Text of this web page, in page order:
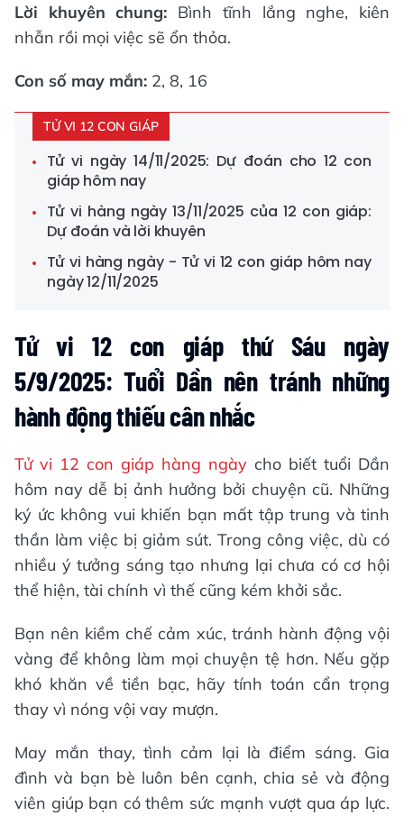
Lời khuyên chung: Bình tĩnh lắng nghe, kiên
nhẫn rồi mọi việc sẽ ổn thỏa.
Con số may mắn: 2, 8, 16
TỬ VI 12 CON GIÁP
Tử vi ngày 14/11/2025: Dự đoán cho 12 con
giáp hôm nay
Tử vi hàng ngày 13/11/2025 của 12 con giáp:
Dự đoán và lời khuyên
Tử vi hàng ngày - Tử vi 12 con giáp hôm nay
ngày 12/11/2025
Tử vi 12 con giáp thứ Sáu ngày
5/9/2025: Tuổi Dần nên tránh những
hành động thiếu cân nhắc
Tử vi 12 con giáp hàng ngày cho biết tuổi Dần
hôm nay dễ bị ảnh hưởng bởi chuyện cũ. Những
ký ức không vui khiến bạn mất tập trung và tinh
thần làm việc bị giảm sút. Trong công việc, dù có
nhiều ý tưởng sáng tạo nhưng lại chưa có cơ hội
thể hiện, tài chính vì thế cũng kém khởi sắc.
Bạn nên kiềm chế cảm xúc, tránh hành động vội
vàng để không làm mọi chuyện tệ hơn. Nếu gặp
khó khăn về tiền bạc, hãy tính toán cẩn trọng
thay vì nóng vội vay mượn.
May mắn thay, tình cảm lại là điểm sáng. Gia
đình và bạn bè luôn bên cạnh, chia sẻ và động
viên giúp bạn có thêm sức mạnh vượt qua áp lực.